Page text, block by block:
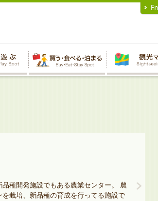
種開発施設でもある農業センター。 農
栽培、新品種の育成を行ってる施設で